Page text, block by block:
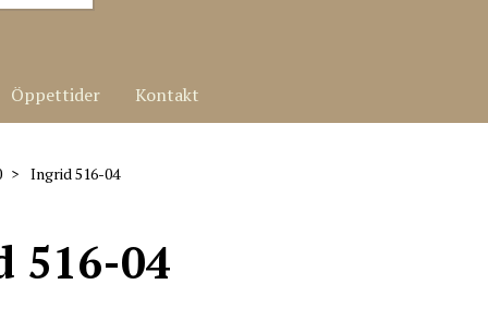
Öppettider Kontakt
Ingrid 516-04
516-04